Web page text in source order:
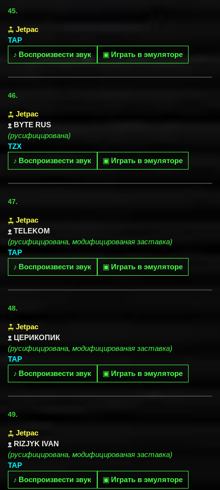
45.
Jetpac
TAP
♪ Воспроизвести звук ▣ Играть в эмуляторе
46.
Jetpac
BYTE RUS
(русифицирована)
TZX
♪ Воспроизвести звук ▣ Играть в эмуляторе
47.
Jetpac
TELEKOM
(русифицирована, модифицированая заставка)
TAP
♪ Воспроизвести звук ▣ Играть в эмуляторе
48.
Jetpac
ЦЕРИКОПИК
(русифицирована, модифицированая заставка)
TAP
♪ Воспроизвести звук ▣ Играть в эмуляторе
49.
Jetpac
RIZJYK IVAN
(русифицирована, модифицированая заставка)
TAP
♪ Воспроизвести звук ▣ Играть в эмуляторе